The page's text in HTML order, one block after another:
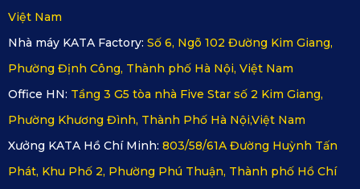
Tìm hiểu thêm >>>Thảm sàn ô tô 360 Volkswagen
Tiguan
Việt Nam
Nhà máy KATA Factory: Số 6, Ngõ 102 Đường Kim Giang,
Phường Định Công, Thành phố Hà Nội, Việt Nam
Office HN: Tầng 3 G5 tòa nhà Five Star số 2 Kim Giang,
Phường Khương Đình, Thành Phố Hà Nội,Việt Nam
Xưởng KATA Hồ Chí Minh: 803/58/61A Đường Huỳnh Tấn
Phát, Khu Phố 2, Phường Phú Thuận, Thành phố Hồ Chí